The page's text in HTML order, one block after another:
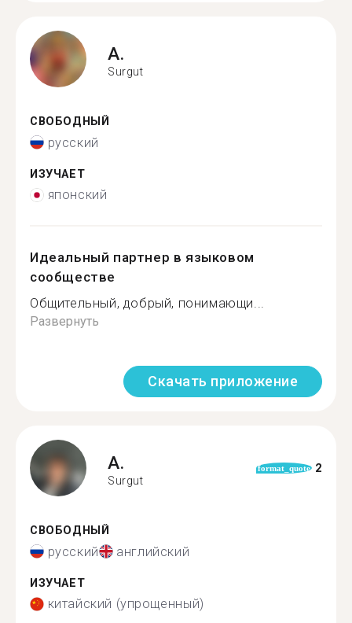
A.
Surgut
СВОБОДНЫЙ
русский
ИЗУЧАЕТ
японский
Идеальный партнер в языковом
сообществе
Общительный, добрый, понимающи...
Развернуть
Скачать приложение
A.
Surgut
format_quote 2
СВОБОДНЫЙ
русский английский
ИЗУЧАЕТ
китайский (упрощенный)